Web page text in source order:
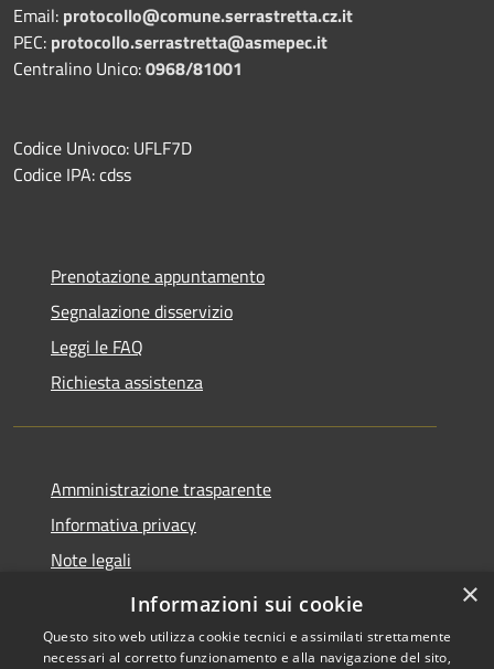
Email: protocollo@comune.serrastretta.cz.it
PEC: protocollo.serrastretta@asmepec.it
Centralino Unico:0968/81001
Codice Univoco: UFLF7D
Codice IPA: cdss
Prenotazione appuntamento
Segnalazione disservizio
Leggi le FAQ
Richiesta assistenza
Amministrazione trasparente
Informativa privacy
Note legali
Dichiarazione di accessibilità
×
Informazioni sui cookie
Questo sito web utilizza cookie tecnici e assimilati strettamente
necessari al corretto funzionamento e alla navigazione del sito,